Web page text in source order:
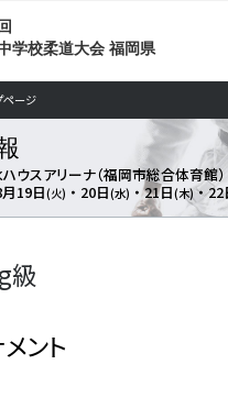
学校柔道大会 福岡県
ページ
ウスアリーナ（福岡市総合体育館）
19日(火) ・ 20日(水) ・ 21日(木)・
級
ント